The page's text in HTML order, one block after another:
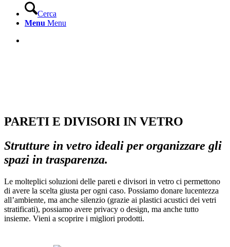
Cerca
Menu Menu
PARETI E DIVISORI IN VETRO
Strutture in vetro ideali per organizzare gli
spazi in trasparenza.
Le molteplici soluzioni delle pareti e divisori in vetro ci permettono
di avere la scelta giusta per ogni caso. Possiamo donare lucentezza
all’ambiente, ma anche silenzio (grazie ai plastici acustici dei vetri
stratificati), possiamo avere privacy o design, ma anche tutto
insieme. Vieni a scoprire i migliori prodotti.